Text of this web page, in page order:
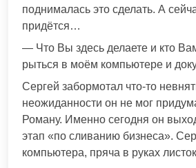
поднималась это сделать. А
придётся…
— Что Вы здесь делаете и кто
рыться в моём компьютере и
Сергей забормотал что-то
неожиданности он не мог
Роману. Именно сегодня он
этап «по сливанию бизнеса».
компьютера, пряча в руках